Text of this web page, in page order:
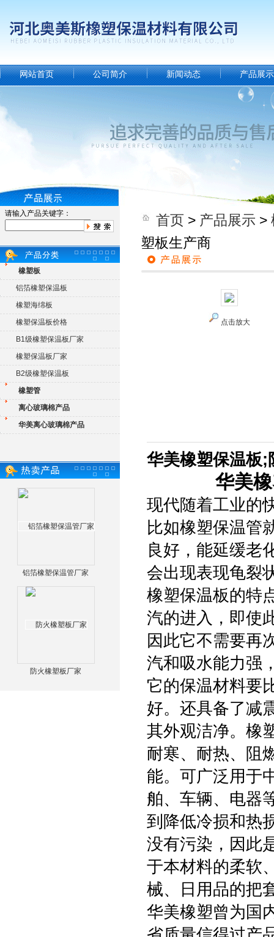
网站首页 公司简介 新闻动态 产品展示
请输入产品关键字：
橡塑板
铝箔橡塑保温板
橡塑海绵板
橡塑保温板价格
B1级橡塑保温板厂家
橡塑保温板厂家
B2级橡塑保温板
橡塑管
离心玻璃棉产品
华美离心玻璃棉产品
铝箔橡塑保温管厂家
防火橡塑板厂家
首页 > 产品展示 >
塑板生产商
点击放大
华美橡塑保温板;
华美
现代随着工业的
比如橡塑保温管
良好，能延缓老
会出现表现龟裂
橡塑保温板的特
汽的进入，即使
因此它不需要再
汽和吸水能力强
它的保温材料要
好。还具备了减
其外观洁净。橡
耐寒、耐热、阻
能。可广泛用于
舶、车辆、电器
到降低冷损和热
没有污染，因此
于本材料的柔软
械、日用品的把
华美橡塑曾为国